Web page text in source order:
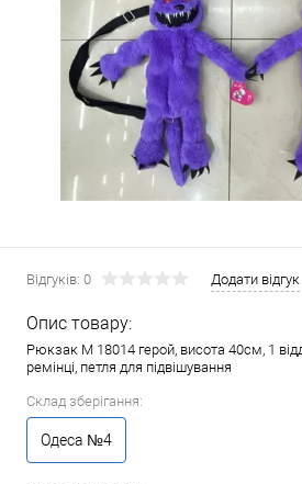
Відгуків: 0 Додати відгук
Опис товару:
Рюкзак M 18014 герой, висота 40см, 1
ремінці, петля для підвішування
Склад зберігання:
Одеса №4